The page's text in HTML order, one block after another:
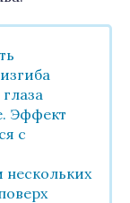
Эффект
с
нескольких